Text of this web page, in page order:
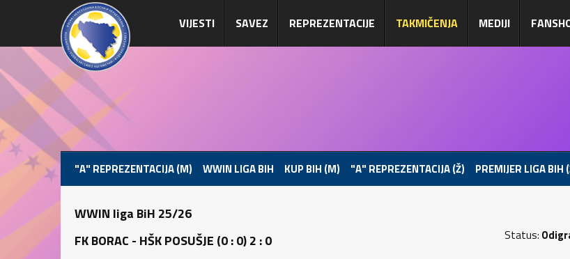
VIJESTI SAVEZ REPREZENTACIJE TAKMIČENJA MEDIJI
"A" REPREZENTACIJA (M) WWIN LIGA BIH KUP BIH (M) "A" REPREZENTACIJA (Ž) PREMIJER LIGA BIH
WWIN liga BiH 25/26
FK BORAC - HŠK POSUŠJE (0 : 0) 2 : 0
Status: